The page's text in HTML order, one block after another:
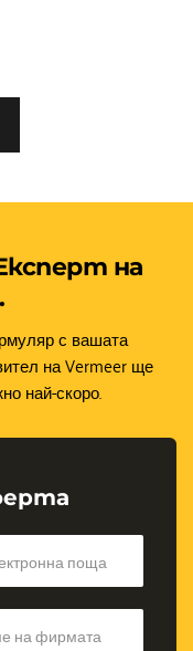
на
с вашата
на Vermeer ще
най-скоро.